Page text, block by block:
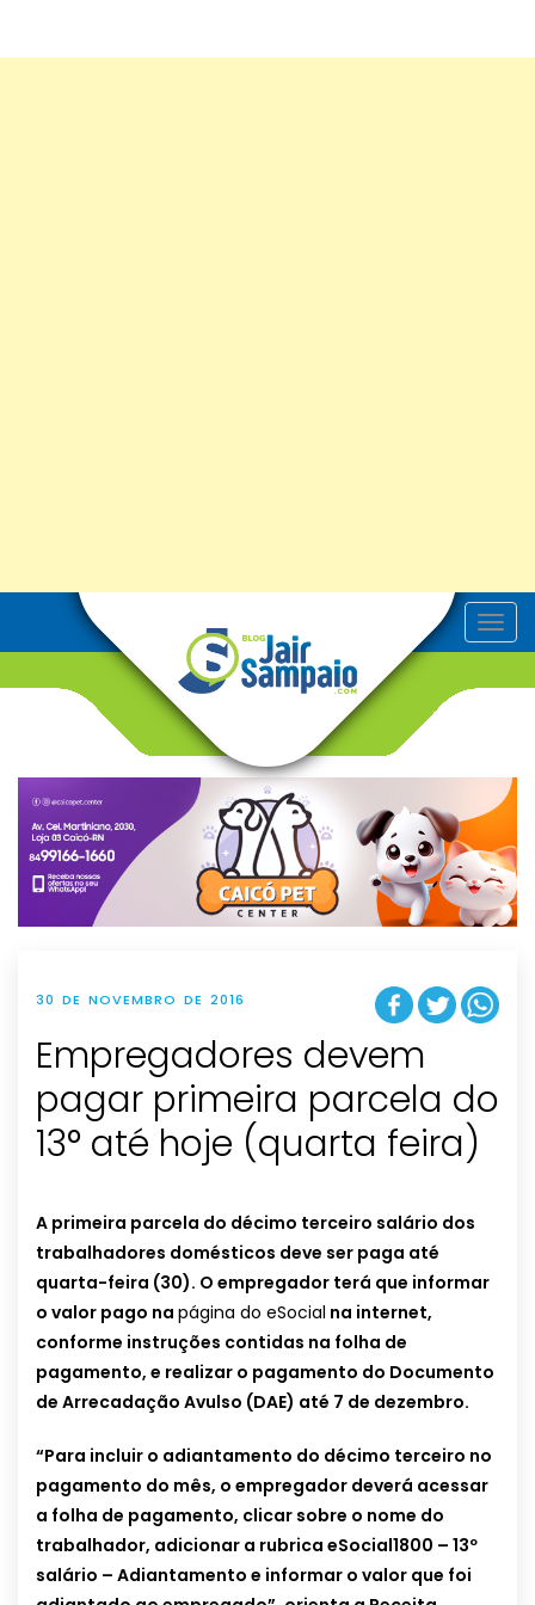
T
o
v
g
t
i
o
n
30 DE NOVEMBRO DE 2016
Empregadores devem
pagar primeira parcela do
13° até hoje (quarta feira)
A primeira parcela do décimo terceiro salário dos
trabalhadores domésticos deve ser paga até
quarta-feira (30). O empregador terá que informar
o valor pago na página do eSocial na internet,
conforme instruções contidas na folha de
pagamento, e realizar o pagamento do Documento
de Arrecadação Avulso (DAE) até 7 de dezembro.
“Para incluir o adiantamento do décimo terceiro no
pagamento do mês, o empregador deverá acessar
a folha de pagamento, clicar sobre o nome do
trabalhador, adicionar a rubrica eSocial1800 – 13º
salário – Adiantamento e informar o valor que foi